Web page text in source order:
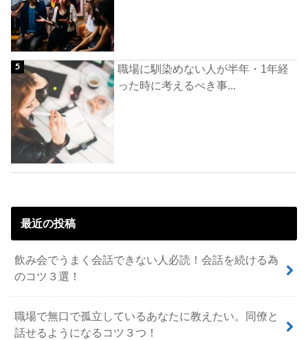
職場に馴染めない人が半年・1年経
った時に考えるべき事...
最近の投稿
飲み会でうまく会話できない人必読！会話を続ける為
のコツ３選！
職場で無口で孤立しているあなたに教えたい。同僚と
話せるようになるコツ３つ！